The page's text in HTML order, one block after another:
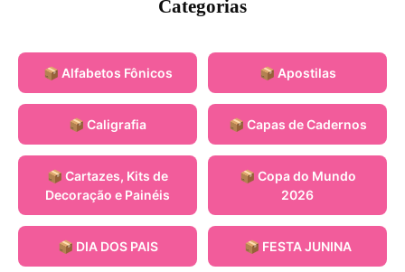
Categorias
📦 Alfabetos Fônicos 📦 Apostilas
📦 Caligrafia 📦 Capas de Cadernos
📦 Cartazes, Kits de
Decoração e Painéis
📦 Copa do Mundo
2026
📦 DIA DOS PAIS 📦 FESTA JUNINA